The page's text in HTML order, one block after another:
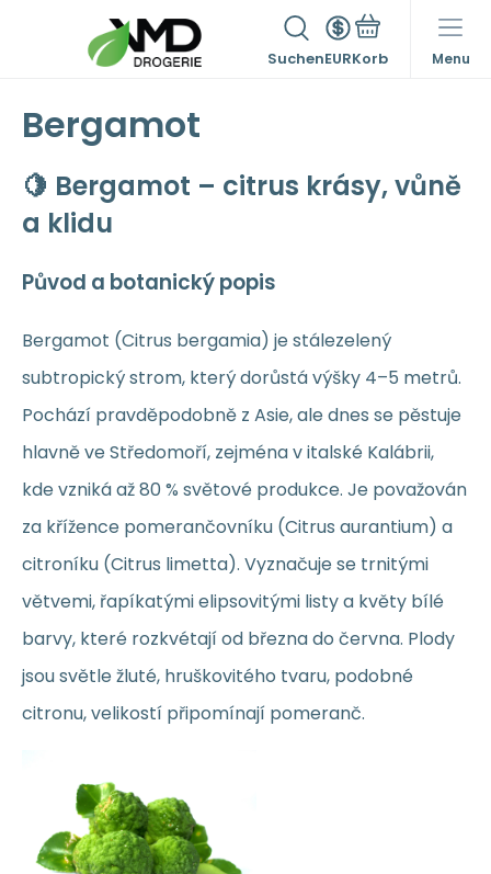
SuchenEUR Menu
Bergamot
🍋 Bergamot – citrus krásy, vůně
a klidu
Původ a botanický popis
Bergamot (Citrus bergamia) je stálezelený
subtropický strom, který dorůstá výšky 4–5 metrů.
Pochází pravděpodobně z Asie, ale dnes se pěstuje
hlavně ve Středomoří, zejména v italské Kalábrii,
kde vzniká až 80 % světové produkce. Je považován
za křížence pomerančovníku (Citrus aurantium) a
citroníku (Citrus limetta). Vyznačuje se trnitými
větvemi, řapíkatými elipsovitými listy a květy bílé
barvy, které rozkvétají od března do června. Plody
jsou světle žluté, hruškovitého tvaru, podobné
citronu, velikostí připomínají pomeranč.